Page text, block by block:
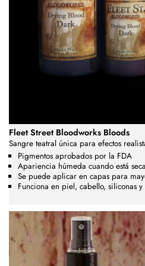
Fleet Street Bloodworks Bloods
Sangre teatral única para efectos
Pigmentos aprobados por la FDA
Apariencia húmeda cuando está seca
Se puede aplicar en capas para
Funciona en piel, cabello, siliconas y